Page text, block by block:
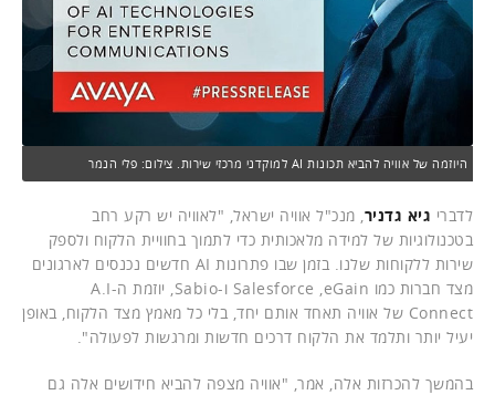
היוזמה של אוויה להביא תכונות AI למוקדני מרכזי שירות. צילום: פלי הנמר
לדברי גיא גדניר , מנכ"ל אוויה ישראל, "לאוויה יש רקע רחב
בטכנולוגיות של למידה מלאכותית כדי לתמוך בחוויית הלקוח ולספק
שירות ללקוחות שלנו. בזמן שבו פתרונות AI חדשים נכנסים לארגונים
מצד חברות כמו Salesforce ,eGain ו-Sabio, יוזמת ה-A.I
Connect של אוויה תאחד אותם יחד, בלי כל מאמץ מצד הלקוח, באופן
יעיל יותר ותלמד את הלקוח דרכים חדשות ומרגשות לפעולה".
בהמשך להכרזות אלה, אמר, "אוויה מצפה להביא חידושים אלה גם